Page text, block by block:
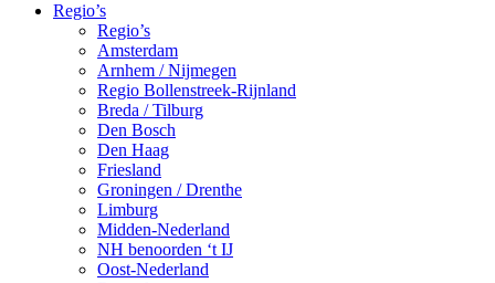
Regio’s
Regio’s
Amsterdam
Arnhem / Nijmegen
Regio Bollenstreek-Rijnland
Breda / Tilburg
Den Bosch
Den Haag
Friesland
Groningen / Drenthe
Limburg
Midden-Nederland
NH benoorden ‘t IJ
Oost-Nederland